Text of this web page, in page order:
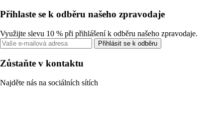
Přihlaste se k odběru našeho zpravodaje
Využijte slevu 10 % při přihlášení k odběru našeho zpravodaje.
Přihlásit se k odběru
Zůstaňte v kontaktu
Najděte nás na sociálních sítích